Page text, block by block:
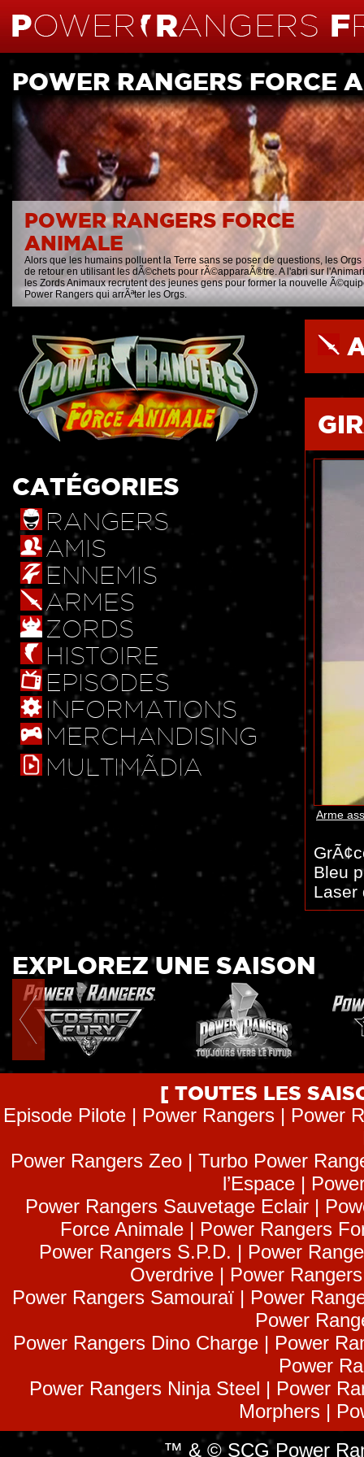
POWER RANGERS FORCE
POWER RANGERS FORCE
ANIMALE
Alors que les humains polluent la Terre sans se poser de questions, les Orgs
de retour en utilisant les dÃ©chets pour rÃ©apparaÃ®tre. A l'abri sur
les Zords Animaux recrutent des jeunes gens pour former la nouvelle
Power Rangers qui arrÃªter les Orgs.
CATÉGORIES
RANGERS
AMIS
ENNEMIS
ARMES
ZORDS
HISTOIRE
EPISODES
INFORMATIONS
MERCHANDISING
MULTIMÃDIA
Arme
Bleu
Laser
EXPLOREZ UNE SAISON
[ TOUTES LES
Episode Pilote | Power Rangers | Power
Power Rangers Zeo | Turbo Power
l’Espace |
Power Rangers Sauvetage Eclair |
Force Animale | Power Rangers
Power Rangers S.P.D. | Power
Overdrive | Power
Power Rangers Samouraï | Power
Power
Power Rangers Dino Charge | Power
Power
Power Rangers Ninja Steel | Power
Morphers |
™ & © SCG Power